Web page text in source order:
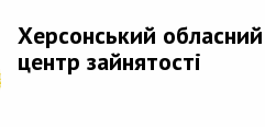
Херсонський обласний
центр зайнятості